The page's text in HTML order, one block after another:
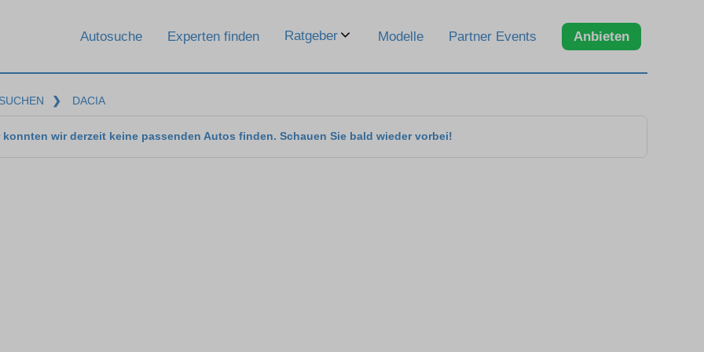
Autosuche Experten finden Ratgeber Modelle Partner Events Anbieten
❯ DACIA
konnten wir derzeit keine passenden Autos finden. Schauen Sie bald wieder vorbei!